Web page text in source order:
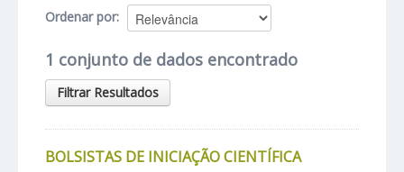
Ordenar por
1 conjunto de dados encontrado
Filtrar Resultados
BOLSISTAS DE INICIAÇÃO CIENTÍFICA